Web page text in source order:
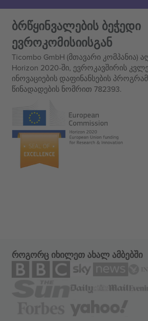
ბრწყინვალების ბეჭედი
ევროკომისიისგან
Ticombo GmbH (მთავარი კომპანია)
Horizon 2020-ში, ევროკავშირის
ინოვაციების დაფინანსების
წინადადების ნომრით 782393.
როგორც იხილეთ ახალ ამბებში